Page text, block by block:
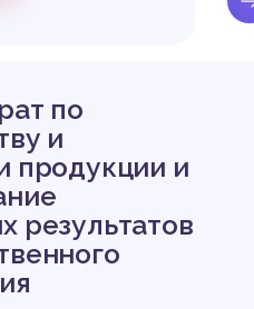
по
и
продукции и
результатов